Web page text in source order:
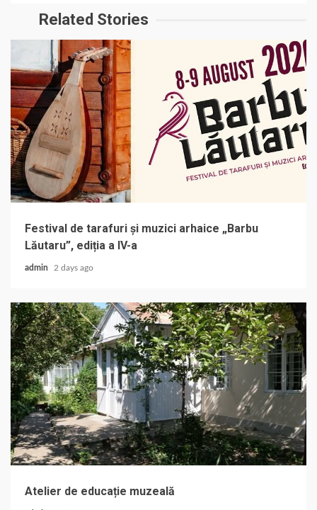
Related Stories
Festival de tarafuri și muzici arhaice „Barbu
Lăutaru”, ediția a IV-a
admin 2 days ago
Atelier de educație muzeală